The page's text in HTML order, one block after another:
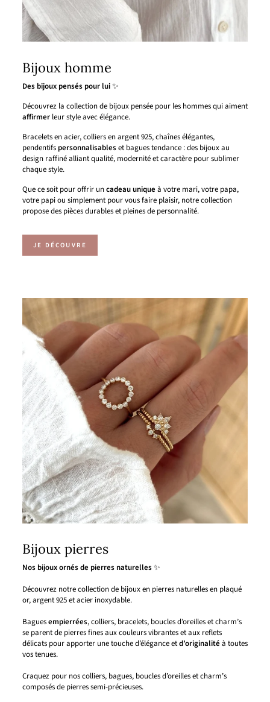
Bijoux homme
Des bijoux pensés pour lui✨
Découvrez la collection de bijoux pensée pour les hommes qui aiment
affirmer leur style avec élégance.
Bracelets en acier, colliers en argent 925, chaînes élégantes,
pendentifs personnalisableset bagues tendance : des bijoux au
design raffiné alliant qualité, modernité et caractère pour sublimer
chaque style.
Que ce soit pour offrir uncadeauunique à votre mari, votre papa,
votre papi ou simplement pour vous faire plaisir, notre collection
propose des pièces durables et pleines de personnalité.
JE DÉCOUVRE
Bijoux pierres
Nos bijoux ornés de pierres naturelles✨
Découvrez notre collection de bijoux en pierres naturelles en plaqué
or, argent 925 et acier inoxydable.
Baguesempierrées, colliers, bracelets, boucles d’oreilles et charm’s
se parent de pierres fines aux couleurs vibrantes et aux reflets
délicats pour apporter une touche d’élégance etd’originalité à toutes
vos tenues.
Craquez pour nos colliers, bagues, boucles d’oreilles et charm’s
composés de pierres semi-précieuses.